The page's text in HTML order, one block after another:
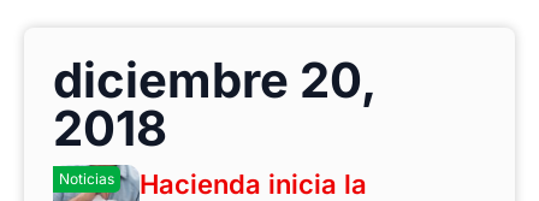
diciembre 20,
2018
Noticias
Hacienda inicia la